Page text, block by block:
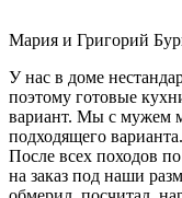
Мария и Григорий
У нас в доме
поэтому готовые
вариант. Мы с мужем
подходящего варианта.
После всех походов
на заказ под наши